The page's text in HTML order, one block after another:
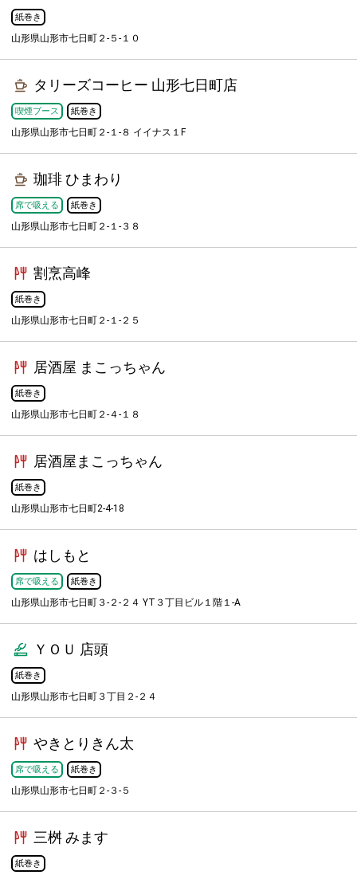
紙巻き
山形県山形市七日町２-５-１０
タリーズコーヒー 山形七日町店
喫煙ブース 紙巻き
山形県山形市七日町２-１-８ イイナス１F
珈琲 ひまわり
席で吸える 紙巻き
山形県山形市七日町２-１-３８
割烹高峰
紙巻き
山形県山形市七日町２-１-２５
居酒屋 まこっちゃん
紙巻き
山形県山形市七日町２-４-１８
居酒屋まこっちゃん
紙巻き
山形県山形市七日町2-4-18
はしもと
席で吸える 紙巻き
山形県山形市七日町３-２-２４ YT３丁目ビル１階１-A
ＹＯＵ 店頭
紙巻き
山形県山形市七日町３丁目２-２４
やきとりきん太
席で吸える 紙巻き
山形県山形市七日町２-３-５
三桝 みます
紙巻き